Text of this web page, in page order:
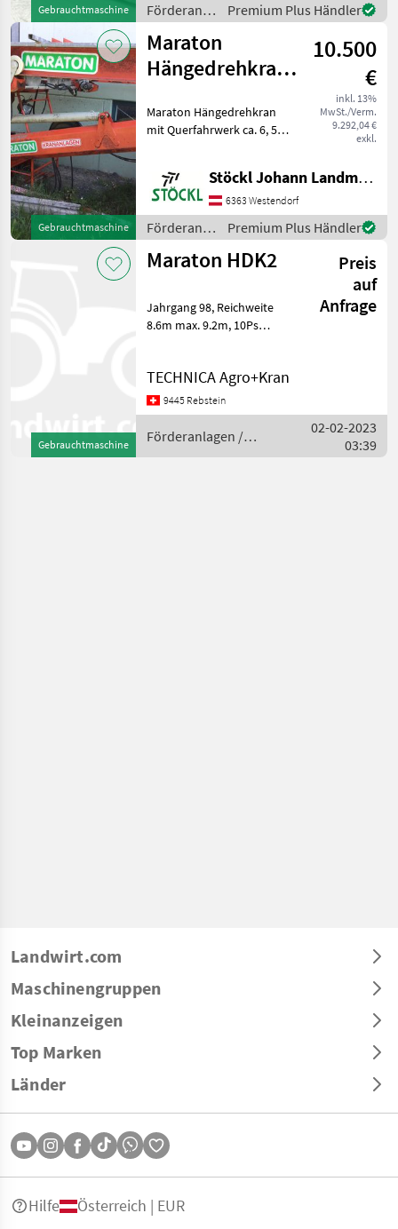
Gebrauchtmaschine
Förderanlagen
/ Maraton
Premium Plus Händler
Gebrauchtmaschine
Maraton
Hängedrehkran
Querfahrwerk
10.500
€
inkl. 13%
MwSt./Verm.
9.292,04 €
exkl.
Maraton Hängedrehkran
mit Querfahrwerk ca. 6, 5m,
Kreuzhebelsteuerung, wie
steht, (B) Förderanlagen
Kräne
Stöckl Johann Landmaschinen GesmbH & Co KG
6363 Westendorf
Förderanlagen
/ Maraton
Premium Plus Händler
Gebrauchtmaschine
Maraton HDK2
Preis
auf
Anfrage
Jahrgang 98, Reichweite
8.6m max. 9.2m, 10Ps
Förderanlagen Kräne
TECHNICA Agro+Kran
9445 Rebstein
Förderanlagen /
Maraton
02-02-2023
03:39
Landwirt.com
Maschinengruppen
Kleinanzeigen
Top Marken
Länder
Hilfe Österreich | EUR